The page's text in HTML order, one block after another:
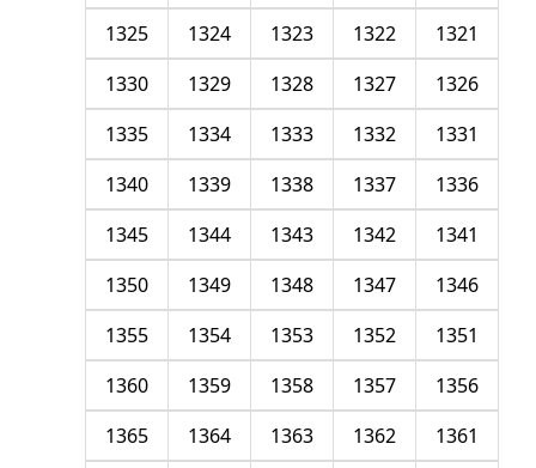
1321
1322
1323
1324
1325
1326
1327
1328
1329
1330
1331
1332
1333
1334
1335
1336
1337
1338
1339
1340
1341
1342
1343
1344
1345
1346
1347
1348
1349
1350
1351
1352
1353
1354
1355
1356
1357
1358
1359
1360
1361
1362
1363
1364
1365